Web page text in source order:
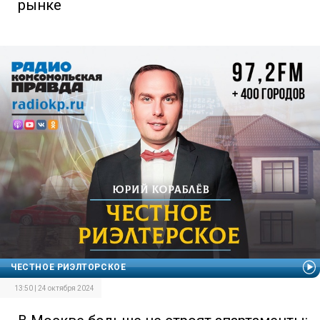
рынке
ЧЕСТНОЕ РИЭЛТОРСКОЕ
13:50 | 24 октября 2024